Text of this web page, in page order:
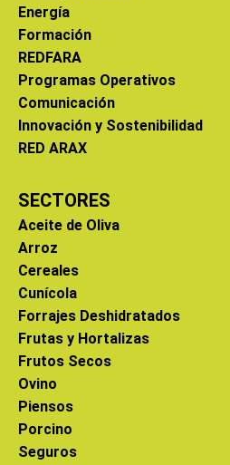
Energía
Formación
REDFARA
Programas Operativos
Comunicación
Innovación y Sostenibilidad
RED ARAX
SECTORES
Aceite de Oliva
Arroz
Cereales
Cunícola
Forrajes Deshidratados
Frutas y Hortalizas
Frutos Secos
Ovino
Piensos
Porcino
Seguros